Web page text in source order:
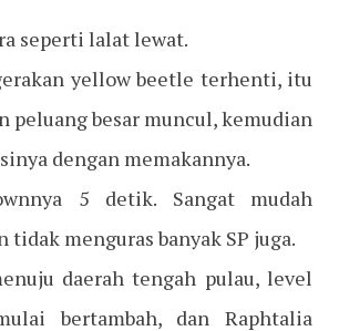
seperti lalat lewat.
yellow beetle terhenti, itu
peluang besar muncul, kemudian
dengan memakannya.
5 detik. Sangat mudah
tidak menguras banyak SP juga.
daerah tengah pulau, level
bertambah, dan Raphtalia